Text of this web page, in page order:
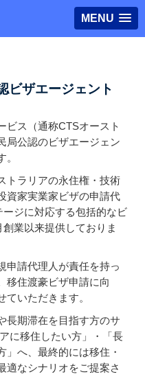
MENU
ビザエージェント
ビス（通称CTSオースト
局公認のビザエージェン
。
トラリアの永住権・技術
資家実業家ビザの申請代
ジに対応する包括的なビ
業以来提供しておりま
申請代理人が責任を持っ
移住渡豪ビザ申請に向
ていただきます。
長期滞在を目指す方のサ
に移住したい方」・「長
」へ、最終的には移住・
適なシナリオをご提案さ